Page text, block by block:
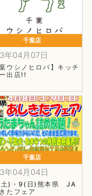
千葉店
年04月07日
葉ウシノヒロバ】キッチ
出店!!
千葉店
年04月04日
)・9(日)熊本県 JA
たフェア